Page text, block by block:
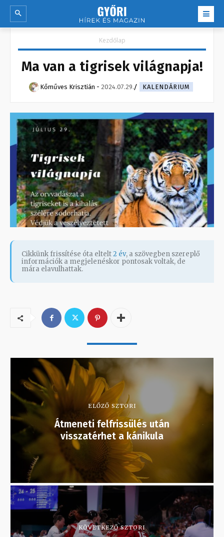
Kezdőlap
Ma van a tigrisek világnapja!
Kőműves Krisztián - 2024.07.29. KALENDÁRIUM
Cikkünk frissítése óta eltelt2 év, a szövegben szereplő
információk a megjelenéskor pontosak voltak, de
mára elavulhattak.
ELŐZŐ SZTORI
Átmeneti felfrissülés után
visszatérhet a kánikula
KÖVETKEZŐ SZTORI